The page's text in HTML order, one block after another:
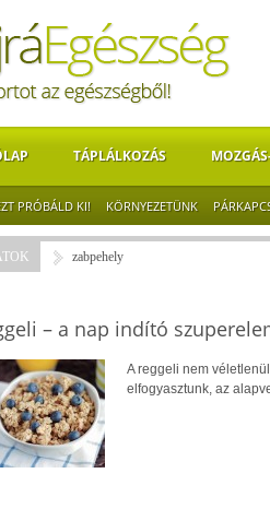
TÁPLÁLKOZÁS
PRÓBÁLD KI! KÖRNYEZETÜNK
zabpehely
– a nap indító
A reggeli nem
elfogyasztunk, az